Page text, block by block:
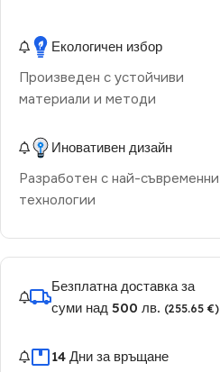
Екологичен избор
Произведен с устойчиви
материали и методи
Иновативен дизайн
Разработен с най-съвременни
технологии
Безплатна доставка за
суми над 500 лв. (255.65 €)
14 Дни за връщане